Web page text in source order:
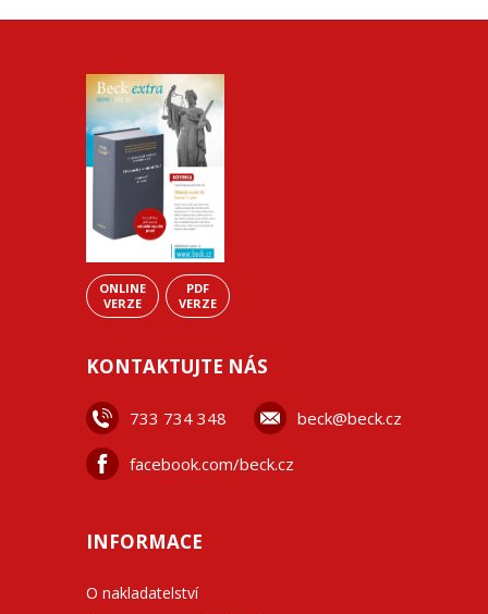
ONLINE
VERZE
PDF
VERZE
KONTAKTUJTE NÁS
733 734 348 beck@beck.cz
facebook.com/beck.cz
INFORMACE
O nakladatelství